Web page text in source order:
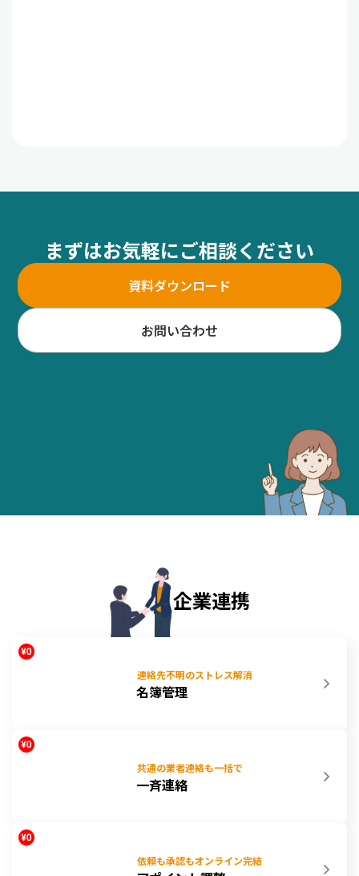
まずはお気軽にご相談ください
資料ダウンロード
お問い合わせ
企業連携
連絡先不明のストレス解消
名簿管理
共通の業者連絡も一括で
一斉連絡
依頼も承認もオンライン完結